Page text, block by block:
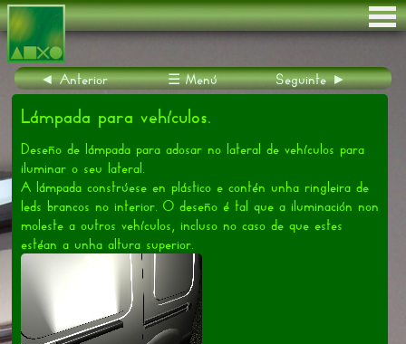
Rehabilitación
Publicacións e obra cultural
Servizos, contacto e currículum
◄ Anterior ☰ Menú Seguinte ►
Lámpada para vehículos.
Deseño de lámpada para adosar no lateral de vehículos para
iluminar o seu lateral.
A lámpada constrúese en plástico e contén unha ringleira de
leds brancos no interior. O deseño é tal que a iluminación non
moleste a outros vehículos, incluso no caso de que estes
estéan a unha altura superior.